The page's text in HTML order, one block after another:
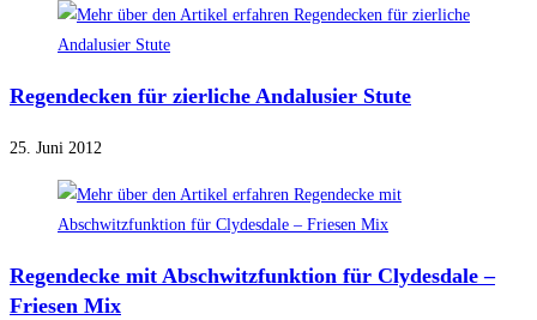
Regendecken für zierliche Andalusier Stute
25. Juni 2012
Regendecke mit Abschwitzfunktion für Clydesdale –
Friesen Mix